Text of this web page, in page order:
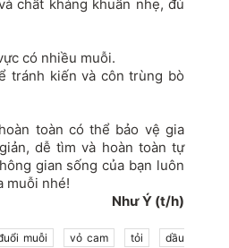
chất kháng khuẩn nhẹ, đủ
có nhiều muỗi.
tránh kiến và côn trùng bò
toàn có thể bảo vệ gia
dễ tìm và hoàn toàn tự
gian sống của bạn luôn
muỗi nhé!
Như Ý (t/h)
muỗi vỏ cam tỏi
dầu